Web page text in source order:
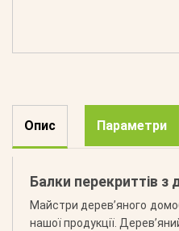
Опис Параметри
Балки перекриттів
Майстри дерев’яного
нашої продукції.